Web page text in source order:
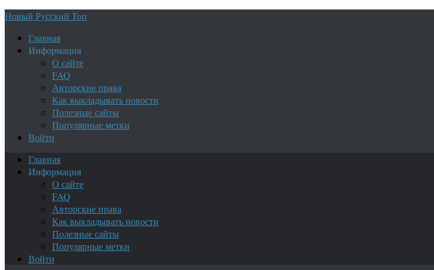
Новый Русский Топ
Главная
Информация
О сайте
FAQ
Авторские права
Как выкладывать новости
Полезные сайты
Популярные метки
Войти
Главная
Информация
О сайте
FAQ
Авторские права
Как выкладывать новости
Полезные сайты
Популярные метки
Войти